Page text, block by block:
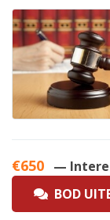
€650 —
BOD